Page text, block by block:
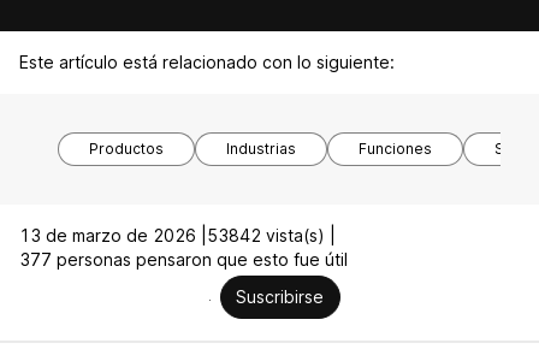
Este artículo está relacionado con lo siguiente:
Productos Industrias Funciones
13 de marzo de 2026 | 53842 vista(s) |
377 personas pensaron que esto fue útil
Suscribirse